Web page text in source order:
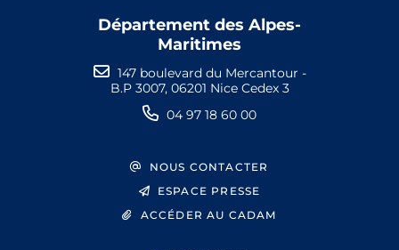
Département des Alpes-
Maritimes
147 boulevard du Mercantour -
B.P 3007, 06201 Nice Cedex 3
04 97 18 60 00
NOUS CONTACTER
ESPACE PRESSE
ACCÉDER AU CADAM